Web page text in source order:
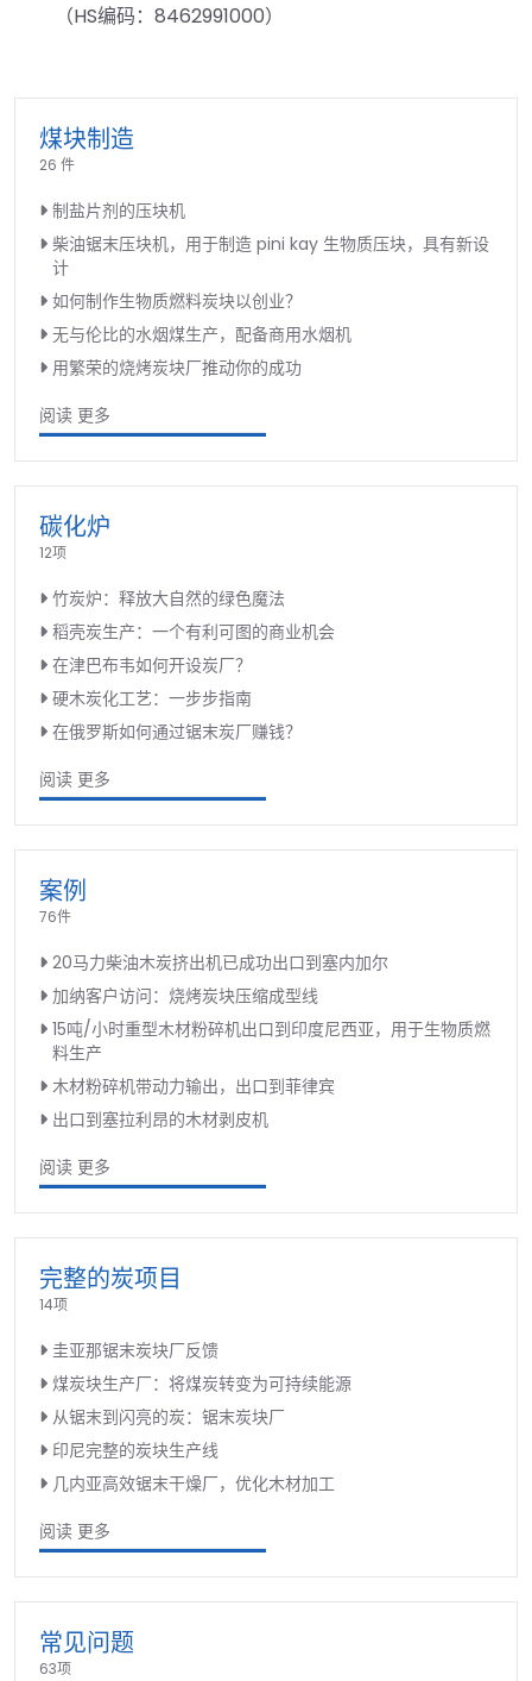
（HS编码：8462991000）
煤块制造
26 件
制盐片剂的压块机
柴油锯末压块机，用于制造 pini kay 生物质压块，具有新设
计
如何制作生物质燃料炭块以创业？
无与伦比的水烟煤生产，配备商用水烟机
用繁荣的烧烤炭块厂推动你的成功
阅读 更多
碳化炉
12项
竹炭炉：释放大自然的绿色魔法
稻壳炭生产：一个有利可图的商业机会
在津巴布韦如何开设炭厂？
硬木炭化工艺：一步步指南
在俄罗斯如何通过锯末炭厂赚钱？
阅读 更多
案例
76件
20马力柴油木炭挤出机已成功出口到塞内加尔
加纳客户访问：烧烤炭块压缩成型线
15吨/小时重型木材粉碎机出口到印度尼西亚，用于生物质燃
料生产
木材粉碎机带动力输出，出口到菲律宾
出口到塞拉利昂的木材剥皮机
阅读 更多
完整的炭项目
14项
圭亚那锯末炭块厂反馈
煤炭块生产厂：将煤炭转变为可持续能源
从锯末到闪亮的炭：锯末炭块厂
印尼完整的炭块生产线
几内亚高效锯末干燥厂，优化木材加工
阅读 更多
常见问题
63项